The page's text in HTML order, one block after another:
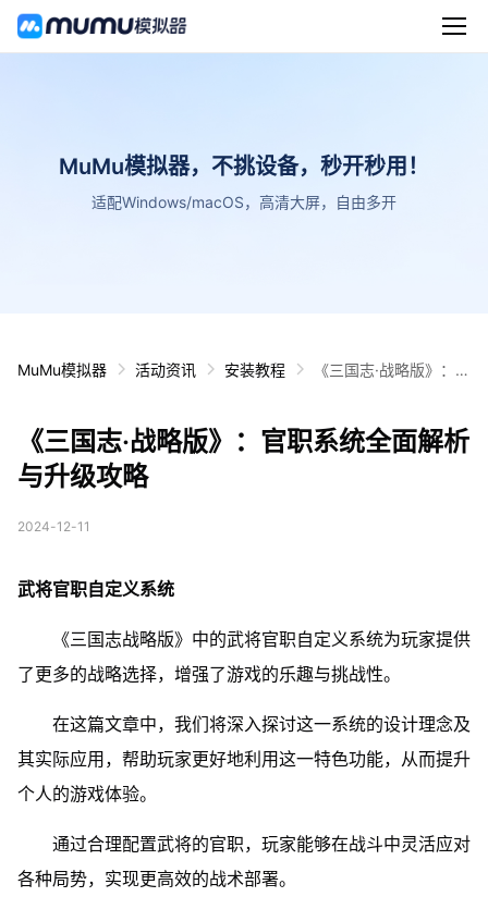
MuMu模拟器，不挑设备，秒开秒用！
适配Windows/macOS，高清大屏，自由多开
MuMu模拟器 活动资讯 安装教程
《三国志·战略版》：官
《三国志·战略版》：官职系统全面解析
与升级攻略
2024-12-11
武将官职自定义系统
《三国志战略版》中的武将官职自定义系统为玩家提供
了更多的战略选择，增强了游戏的乐趣与挑战性。
在这篇文章中，我们将深入探讨这一系统的设计理念及
其实际应用，帮助玩家更好地利用这一特色功能，从而提升
个人的游戏体验。
通过合理配置武将的官职，玩家能够在战斗中灵活应对
各种局势，实现更高效的战术部署。